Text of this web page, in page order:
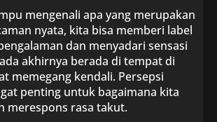
mengenali apa yang merupakan
nyata, kita bisa memberi label
dan menyadari sensasi
akhirnya berada di tempat di
memegang kendali. Persepsi
penting untuk bagaimana kita
merespons rasa takut.